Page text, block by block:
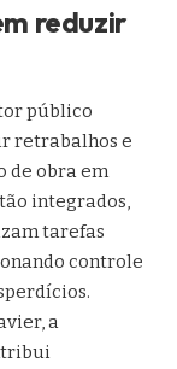
reduzir
público
retrabalhos e
de obra em
integrados,
tarefas
controle
a